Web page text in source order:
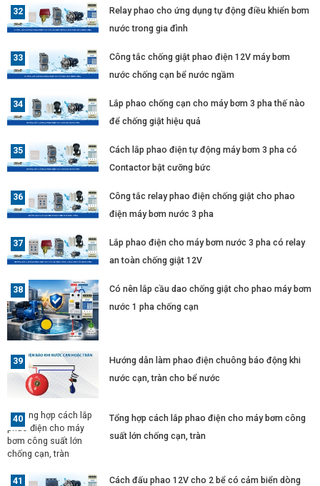
Relay phao cho ứng dụng tự động điều khiển bơm
nước trong gia đình
Công tắc chống giật phao điện 12V máy bơm
nước chống cạn bể nước ngầm
Lắp phao chống cạn cho máy bơm 3 pha thế nào
để chống giật hiệu quả
Cách lắp phao điện tự động máy bơm 3 pha có
Contactor bật cưỡng bức
Công tắc relay phao điện chống giật cho phao
điện máy bơm nước 3 pha
Lắp phao điện cho máy bơm nước 3 pha có relay
an toàn chống giật 12V
Có nên lắp cầu dao chống giật cho phao máy bơm
nước 1 pha chống cạn
Hướng dẫn làm phao điện chuông báo động khi
nước cạn, tràn cho bể nước
Tổng hợp cách lắp phao điện cho máy bơm công
suất lớn chống cạn, tràn
Cách đấu phao 12V cho 2 bể có cảm biển dòng